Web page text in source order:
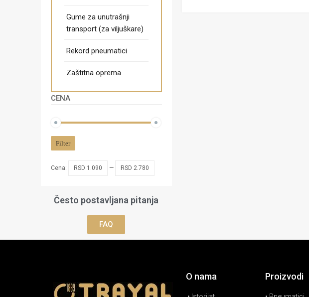
Gume za unutrašnji
transport (za viljuškare)
Rekord pneumatici
Zaštitna oprema
CENA
Filter
Cena: RSD 1.090 — RSD 2.780
Često postavljana pitanja
FAQ
O nama Proizvodi